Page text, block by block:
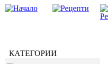
КАТЕГОРИИ